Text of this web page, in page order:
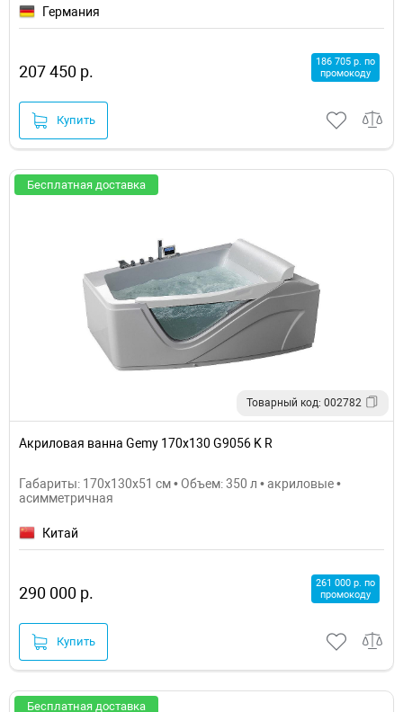
Германия
207 450 р.
186 705 р. по
промокоду
Купить
Бесплатная доставка
Товарный код: 002782
Акриловая ванна Gemy 170х130 G9056 K R
Габариты: 170x130x51 см • Объем: 350 л • акриловые •
асимметричная
Китай
290 000 р.
261 000 р. по
промокоду
Купить
Бесплатная доставка